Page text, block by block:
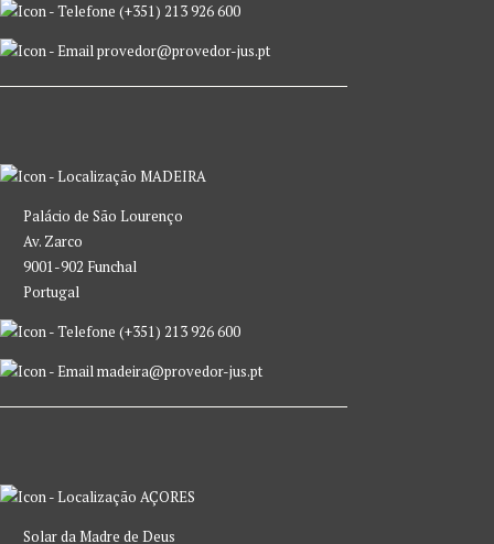
(+351) 213 926 600
provedor@provedor-jus.pt
MADEIRA
Palácio de São Lourenço
Av. Zarco
9001-902 Funchal
Portugal
(+351) 213 926 600
madeira@provedor-jus.pt
AÇORES
Solar da Madre de Deus